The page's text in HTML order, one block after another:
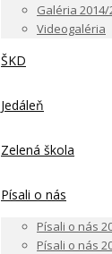
Galéria 2014/
Videogaléria
ŠKD
Jedáleň
Zelená škola
Písali o nás
Písali o nás
Písali o nás